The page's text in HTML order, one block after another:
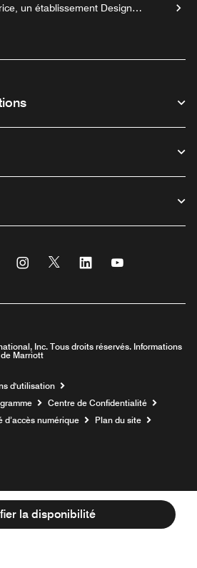
la disponibilité
un établissement Design
Facebook
une nouvelle fenêtre
Instagram
Ouvre une nouvelle fenêtre
Twitter
Ouvre une nouvelle fenêtre
Linkedin
Ouvre une nouvelle
Ouvre une
Inc. Tous droits réservés. Informations
Marriott
nouvelle fenêtre
d'utilisation
Centre de Confidentialité
d’accès numérique
Plan du site